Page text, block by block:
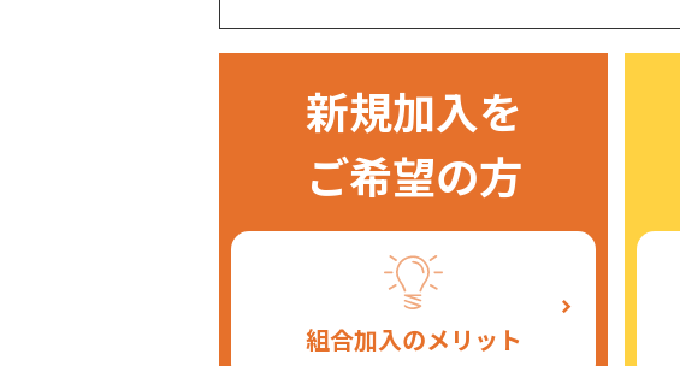
新規加入を
ご希望の方
組合加入のメリット